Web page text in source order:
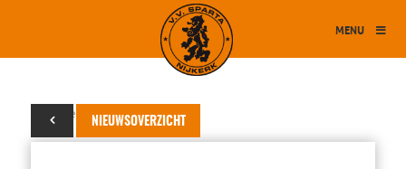
MENU
NIEUWSOVERZICHT
14 december 2025